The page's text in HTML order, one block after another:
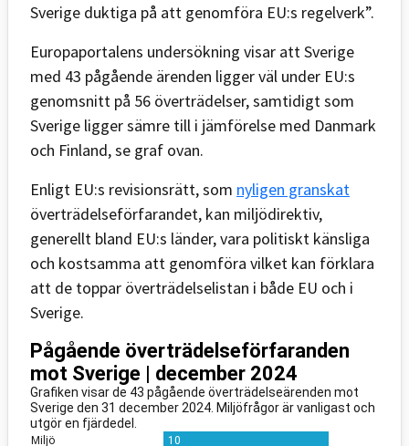
Sverige duktiga på att genomföra EU:s regelverk”.
Europaportalens undersökning visar att Sverige
med 43 pågående ärenden ligger väl under EU:s
genomsnitt på 56 överträdelser, samtidigt som
Sverige ligger sämre till i jämförelse med Danmark
och Finland, se graf ovan.
Enligt EU:s revisionsrätt, som nyligen granskat
överträdelseförfarandet, kan miljödirektiv,
generellt bland EU:s länder, vara politiskt känsliga
och kostsamma att genomföra vilket kan förklara
att de toppar överträdelselistan i både EU och i
Sverige.